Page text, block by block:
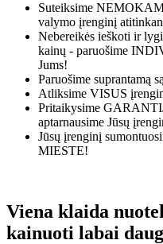
Suteiksime
valymo įrenginį
Nebereikės ieškoti ir
kainų - paruošime
Jums!
Paruošime suprantamą
Atliksime VISUS
Pritaikysime
aptarnausime Jūsų
Jūsų įrenginį
MIESTE!
Viena klaida
kainuoti labai